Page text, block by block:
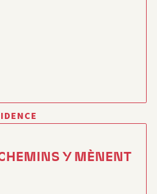
Y MÈNENT